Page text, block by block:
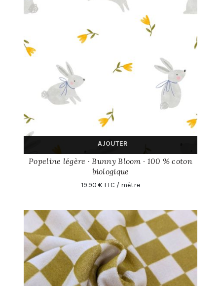
AJOUTER
Popeline légère · Bunny Bloom · 100 % coton
biologique
19.90 € TTC / mètre